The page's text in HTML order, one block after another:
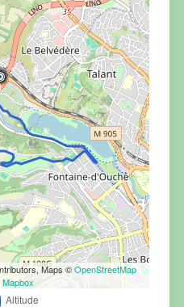
Maps ©OpenStreetMap
Mapbox